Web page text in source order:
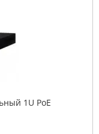
1U PoE